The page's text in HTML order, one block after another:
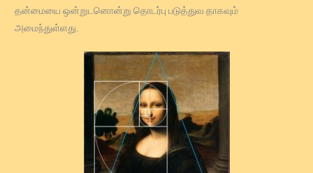
தன்மையை ஒன்றுடனொன்று தொடர்பு படுத்துவ தாகவும்
அமைந்துள்ளது.